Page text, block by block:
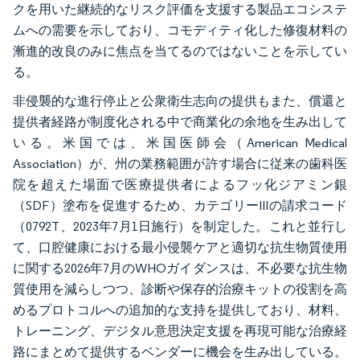
クを用いた継続的なリスク評価を支援する製品エコシステ
ムへの需要を示しており、コモディティ化した修復材料の
漸進的改良のみに焦点を当てるのではないことを示してい
る。
非侵襲的な進行停止と公衆衛生志向の提供もまた、償還と
提供者経路が制度化される中で商業化の余地を生み出して
いる。米国では、米国医師会（American Medical
Association）が、州の業務範囲が許す場合に従来の歯科医
院を超えた場面で医療提供者によるフッ化ジアミン銀
（SDF）塗布を促進するため、カテゴリーIIIの請求コード
（0792T、2023年7月1日施行）を制定した。これと並行し
て、口腔健康における最小侵襲ケアと適切な抗生物質使用
に関する2026年7月のWHOガイダンスは、不必要な抗生物
質使用を減らしつつ、診断や保存的治療キットの役割を高
めるプロトコルへの追加的な支持を提供しており、材料、
トレーニング、デジタル意思決定支援を再現可能な治療経
路にまとめて提供するベンダーに機会を生み出している。